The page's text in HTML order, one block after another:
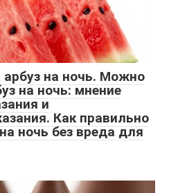
арбуз на ночь. Можно
на ночь: мнение
и
Как правильно
ночь без вреда для